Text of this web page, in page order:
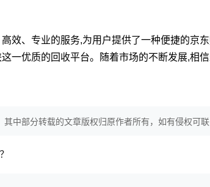
效、专业的服务,为用户提供了一种便捷的京
一优质的回收平台。随着市场的不断发展,相
中部分转载的文章版权归原作者所有，如有侵权可联